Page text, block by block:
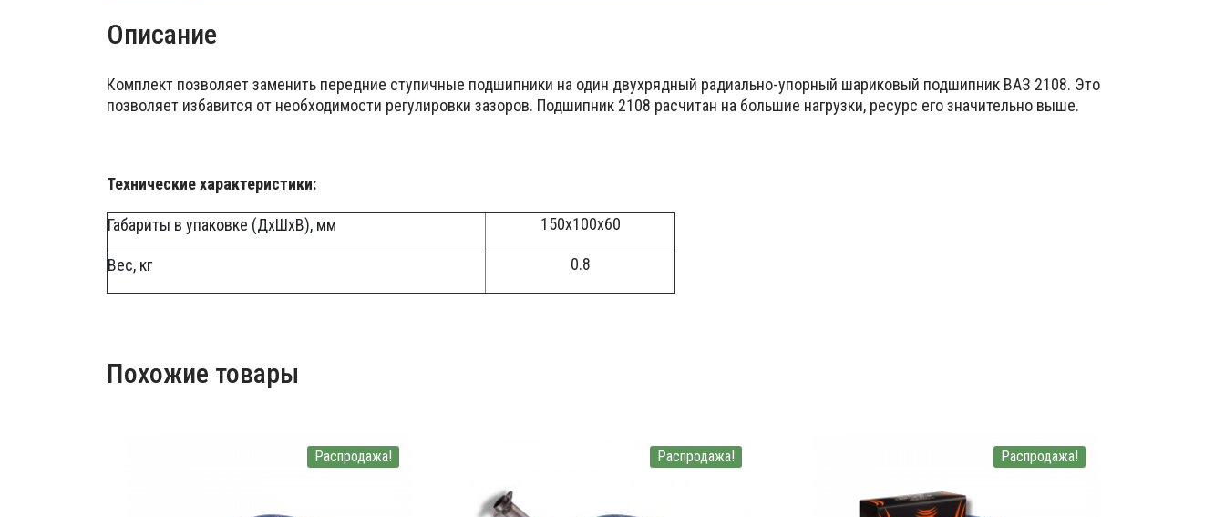
Описание
Комплект позволяет заменить передние ступичные подшипники на один двухрядный радиально-упорный шариковый подшипник ВАЗ 2108. Это
позволяет избавится от необходимости регулировки зазоров. Подшипник 2108 расчитан на большие нагрузки, ресурс его значительно выше.
Технические характеристики:
Габариты в упаковке (ДхШхВ), мм 150x100x60
Вес, кг 0.8
Похожие товары
Распродажа! Распродажа! Распродажа!